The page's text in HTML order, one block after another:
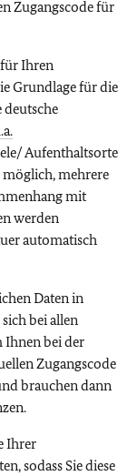
Zugangscode für
für Ihren
Grundlage für die
Aufenthaltsorte
möglich, mehrere
mit
werden
automatisch
Daten in
bei allen
Ihnen bei der
Zugangscode
brauchen dann
Ihrer
sodass Sie diese